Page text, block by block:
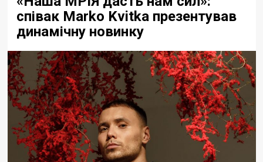
співак Marko Kvitka презентував
динамічну новинку